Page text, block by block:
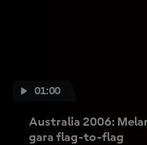
01:00
Australia 2006:
gara flag-to-flag